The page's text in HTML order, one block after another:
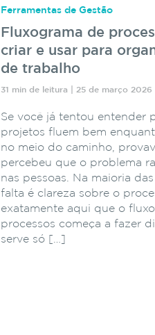
Ferramentas de Gestão
Fluxograma de
criar e usar para
de trabalho
31 min de leitura | 25 de março 2026
Se você já tentou entender
projetos fluem bem
no meio do caminho,
percebeu que o problema
nas pessoas. Na maioria
falta é clareza sobre o
exatamente aqui que o
processos começa a fazer
serve só […]